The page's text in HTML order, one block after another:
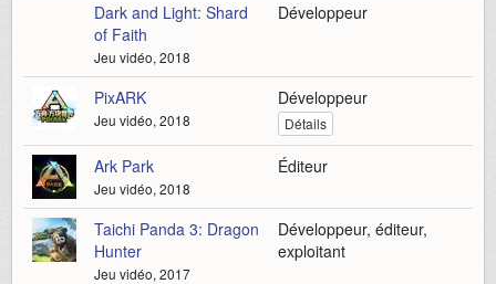
Dark and Light: Shard
of Faith
Jeu vidéo, 2018
Développeur
PixARK
Jeu vidéo, 2018
Développeur
Détails
Ark Park
Jeu vidéo, 2018
Éditeur
Taichi Panda 3: Dragon
Hunter
Jeu vidéo, 2017
Développeur, éditeur,
exploitant